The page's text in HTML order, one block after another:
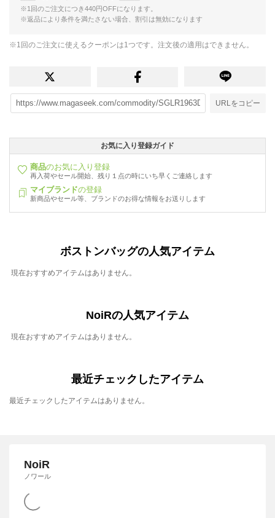
※1回のご注文につき440円OFFになります。
※返品により条件を満たさない場合、割引は無効になります
※1回のご注文に使えるクーポンは1つです。注文後の適用はできません。
URLをコピー
お気に入り登録ガイド
商品のお気に入り登録
再入荷やセール開始、残り１点の時にいち早くご連絡します
マイブランドの登録
新商品やセール等、ブランドのお得な情報をお送りします
ボストンバッグの人気アイテム
現在おすすめアイテムはありません。
NoiRの人気アイテム
現在おすすめアイテムはありません。
最近チェックしたアイテム
最近チェックしたアイテムはありません。
NoiR
ノワール